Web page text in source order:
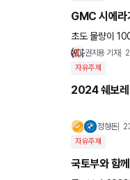
GMC 시에라
초도 물량이 100대 정도
권지용 기자
자유주제
2024 쉐보레
정형돈
자유주제
국토부와 함